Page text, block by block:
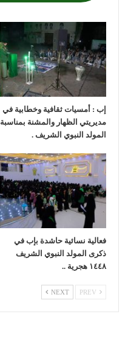
إب : أمسيات ثقافية وخطابية في
مديريتي الظهار والمشنة بمناسبة
المولد النبوي الشريف .
فعالية نسائية حاشدة بإب في
ذكرى المولد النبوي الشريف
١٤٤٨ هجرية ..
NEXT